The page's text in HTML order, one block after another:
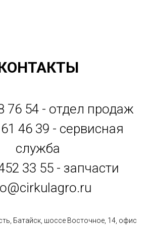
76 54 - отдел продаж
46 39 - сервисная
служба
33 55 - запчасти
Батайск, шоссе Восточное, 14, офис